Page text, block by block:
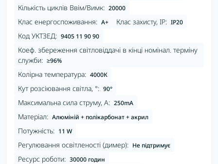
Кількість циклів Ввім/Вимк: 20000
Клас енергоспоживання: А+ Клас захисту, IP: IP20
Код УКТЗЕД: 9405 11 90 90
Коеф. збереження світловіддачі в кінці номінал. терміну
служби: ≥96%
Колірна температура: 4000К
Кут розсіювання світла, °: 90°
Максимальна сила струму, А: 250mA
Матеріал: Алюміній + полікарбонат + акрил
Потужність: 11 W
Регулювання освітленості (димер): Не підтримує
Ресурс роботи: 30000 годин